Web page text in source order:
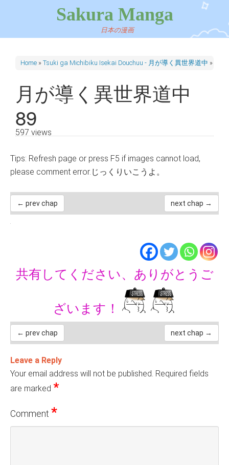
Sakura Manga
日本の漫画
Home » Tsuki ga Michibiku Isekai Douchuu - 月が導く異世界道中 »
月が導く異世界道中
89
597 views
Tips: Refresh page or press F5 if images cannot load,
please comment error.じっくりいこうよ。
← prev chap next chap →
共有してください、ありがとうご
ざいます！
← prev chap next chap →
Leave a Reply
Your email address will not be published. Required fields
are marked *
Comment *